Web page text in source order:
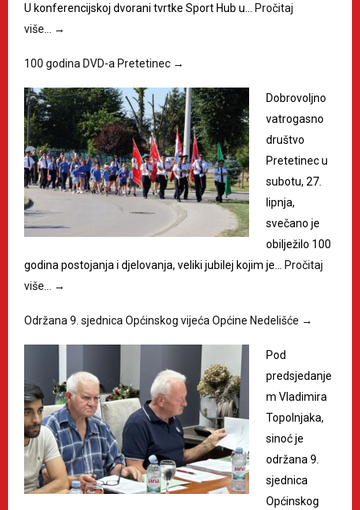
U konferencijskoj dvorani tvrtke Sport Hub u…
Pročitaj
više…
→
100 godina DVD-a Pretetinec →
Dobrovoljno
vatrogasno
društvo
Pretetinec u
subotu, 27.
lipnja,
svečano je
obilježilo 100
godina postojanja i djelovanja, veliki jubilej kojim je…
Pročitaj
više…
→
Održana 9. sjednica Općinskog vijeća Općine Nedelišće →
Pod
predsjedanje
m Vladimira
Topolnjaka,
sinoć je
održana 9.
sjednica
Općinskog